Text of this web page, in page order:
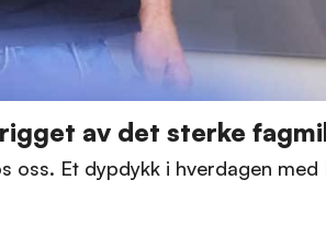
av det sterke
Et dypdykk i hverdagen